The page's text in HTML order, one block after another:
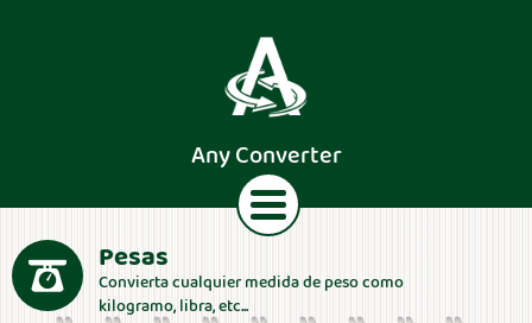
Any Converter
Texto Monedas Longitudes Áreas
Pesas
Convierta cualquier medida de peso como
kilogramo, libra, etc...